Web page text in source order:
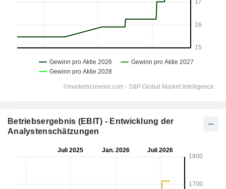
Betriebsergebnis (EBIT) - Entwicklung der
Analystenschätzungen